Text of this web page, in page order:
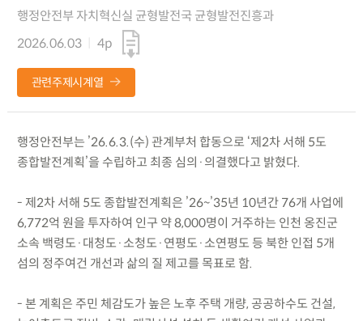
행정안전부 자치혁신실 균형발전국 균형발전진흥과
2026.06.03
4p
관련주제시계열
행정안전부는 ’26.6.3.(수) 관계부처 합동으로 ‘제2차 서해 5도
종합발전계획’을 수립하고 최종 심의·의결했다고 밝혔다.
- 제2차 서해 5도 종합발전계획은 ’26~’35년 10년간 76개 사업에
6,772억 원을 투자하여 인구 약 8,000명이 거주하는 인천 옹진군
소속 백령도·대청도·소청도·연평도·소연평도 등 북한 인접 5개
섬의 정주여건 개선과 삶의 질 제고를 목표로 함.
- 본 계획은 주민 체감도가 높은 노후 주택 개량, 공공하수도 건설,